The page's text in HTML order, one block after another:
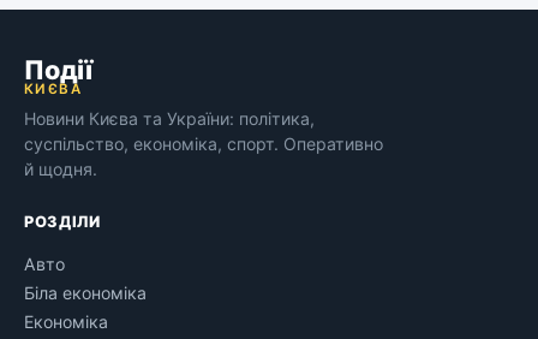
Події
КИЄВА
Новини Києва та України: політика,
суспільство, економіка, спорт. Оперативно
й щодня.
РОЗДІЛИ
Авто
Біла економіка
Економіка